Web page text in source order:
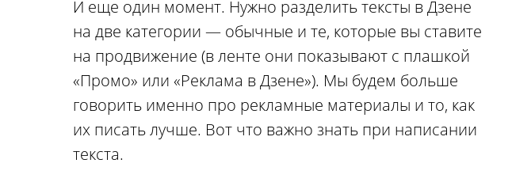
И еще один момент. Нужно разделить тексты в Дзене
на две категории — обычные и те, которые вы ставите
на продвижение (в ленте они показывают с плашкой
«Промо» или «Реклама в Дзене»). Мы будем больше
говорить именно про рекламные материалы и то, как
их писать лучше. Вот что важно знать при написании
текста.